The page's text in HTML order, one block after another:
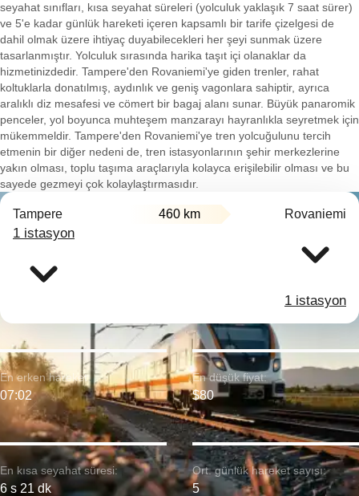
seyahat sınıfları, kısa seyahat süreleri (yolculuk yaklaşık 7 saat sürer)
ve 5'e kadar günlük hareketi içeren kapsamlı bir tarife çizelgesi de
dahil olmak üzere ihtiyaç duyabilecekleri her şeyi sunmak üzere
tasarlanmıştır. Yolculuk sırasında harika taşıt içi olanaklar da
hizmetinizdedir. Tampere'den Rovaniemi'ye giden trenler, rahat
koltuklarla donatılmış, aydınlık ve geniş vagonlara sahiptir, ayrıca
aralıklı diz mesafesi ve cömert bir bagaj alanı sunar. Büyük panaromik
penceler, yol boyunca muhteşem manzarayı hayranlıkla seyretmek için
mükemmeldir. Tampere'den Rovaniemi'ye tren yolcuğulunu tercih
etmenin bir diğer nedeni de, tren istasyonlarının şehir merkezlerine
yakın olması, toplu taşıma araçlarıyla kolayca erişilebilir olması ve bu
sayede gezmeyi çok kolaylaştırmasıdır.
Tampere 460 km Rovaniemi
1 istasyon
1 istasyon
En kısa seyahat süresi:
6 s 21 dk
En erken hareket:
07:02
En düşük fiyat:
$80
Ort. günlük hareket sayısı:
5